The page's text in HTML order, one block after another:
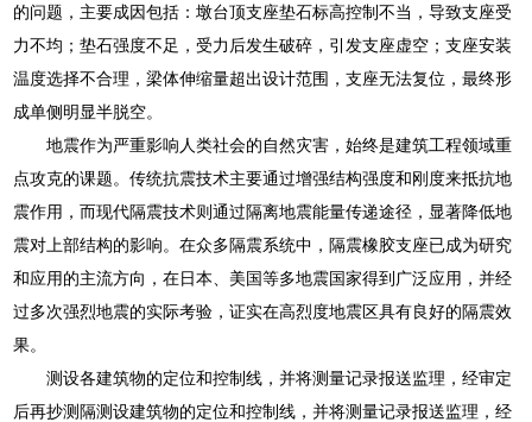
的问题，主要成因包括：墩台顶支座垫石标高控制不当，导致支座受
力不均；垫石强度不足，受力后发生破碎，引发支座虚空；支座安装
温度选择不合理，梁体伸缩量超出设计范围，支座无法复位，最终形
成单侧明显半脱空。
地震作为严重影响人类社会的自然灾害，始终是建筑工程领域重
点攻克的课题。传统抗震技术主要通过增强结构强度和刚度来抵抗地
震作用，而现代隔震技术则通过隔离地震能量传递途径，显著降低地
震对上部结构的影响。在众多隔震系统中，隔震橡胶支座已成为研究
和应用的主流方向，在日本、美国等多地震国家得到广泛应用，并经
过多次强烈地震的实际考验，证实在高烈度地震区具有良好的隔震效
果。
测设各建筑物的定位和控制线，并将测量记录报送监理，经审定
后再抄测隔测设建筑物的定位和控制线，并将测量记录报送监理，经